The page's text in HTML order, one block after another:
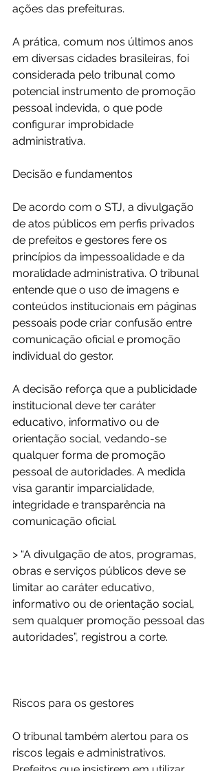
ações das prefeituras.
A prática, comum nos últimos anos
em diversas cidades brasileiras, foi
considerada pelo tribunal como
potencial instrumento de promoção
pessoal indevida, o que pode
configurar improbidade
administrativa.
Decisão e fundamentos
De acordo com o STJ, a divulgação
de atos públicos em perfis privados
de prefeitos e gestores fere os
princípios da impessoalidade e da
moralidade administrativa. O tribunal
entende que o uso de imagens e
conteúdos institucionais em páginas
pessoais pode criar confusão entre
comunicação oficial e promoção
individual do gestor.
A decisão reforça que a publicidade
institucional deve ter caráter
educativo, informativo ou de
orientação social, vedando-se
qualquer forma de promoção
pessoal de autoridades. A medida
visa garantir imparcialidade,
integridade e transparência na
comunicação oficial.
> “A divulgação de atos, programas,
obras e serviços públicos deve se
limitar ao caráter educativo,
informativo ou de orientação social,
sem qualquer promoção pessoal das
autoridades”, registrou a corte.
Riscos para os gestores
O tribunal também alertou para os
riscos legais e administrativos.